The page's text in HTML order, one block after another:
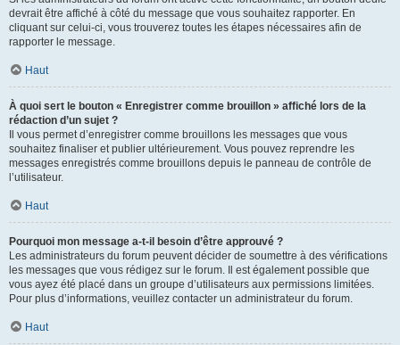
devrait être affiché à côté du message que vous souhaitez rapporter. En
cliquant sur celui-ci, vous trouverez toutes les étapes nécessaires afin de
rapporter le message.
Haut
À quoi sert le bouton « Enregistrer comme brouillon » affiché lors de la
rédaction d’un sujet ?
Il vous permet d’enregistrer comme brouillons les messages que vous
souhaitez finaliser et publier ultérieurement. Vous pouvez reprendre les
messages enregistrés comme brouillons depuis le panneau de contrôle de
l’utilisateur.
Haut
Pourquoi mon message a-t-il besoin d’être approuvé ?
Les administrateurs du forum peuvent décider de soumettre à des vérifications
les messages que vous rédigez sur le forum. Il est également possible que
vous ayez été placé dans un groupe d’utilisateurs aux permissions limitées.
Pour plus d’informations, veuillez contacter un administrateur du forum.
Haut